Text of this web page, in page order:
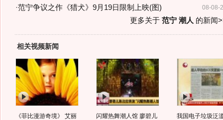
08-08-
·范宁争议之作《猎犬》9月19日限制上映(图)
更多关于 范宁 潮人 的新闻
相关视频新闻
《菲比漫游奇境》 艾丽
闪耀热舞潮人馆 廖碧儿
我国电子垃圾泛